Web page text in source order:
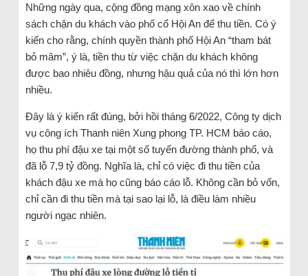
Những ngày qua, cộng đồng mạng xôn xao về chính
sách chặn du khách vào phố cổ Hội An để thu tiền. Có ý
kiến cho rằng, chính quyền thành phố Hội An “tham bát
bỏ mâm”, ý là, tiền thu từ việc chặn du khách không
được bao nhiêu đồng, nhưng hậu quả của nó thì lớn hơn
nhiều.
Đây là ý kiến rất đúng, bởi hồi tháng 6/2022, Công ty dịch
vụ công ích Thanh niên Xung phong TP. HCM báo cáo,
họ thu phí đậu xe tại một số tuyến đường thành phố, và
đã lỗ 7,9 tỷ đồng. Nghĩa là, chỉ có việc đi thu tiền của
khách đậu xe mà họ cũng báo cáo lỗ. Không cần bỏ vốn,
chỉ cần đi thu tiền mà tại sao lại lỗ, là điều làm nhiều
người ngạc nhiên.